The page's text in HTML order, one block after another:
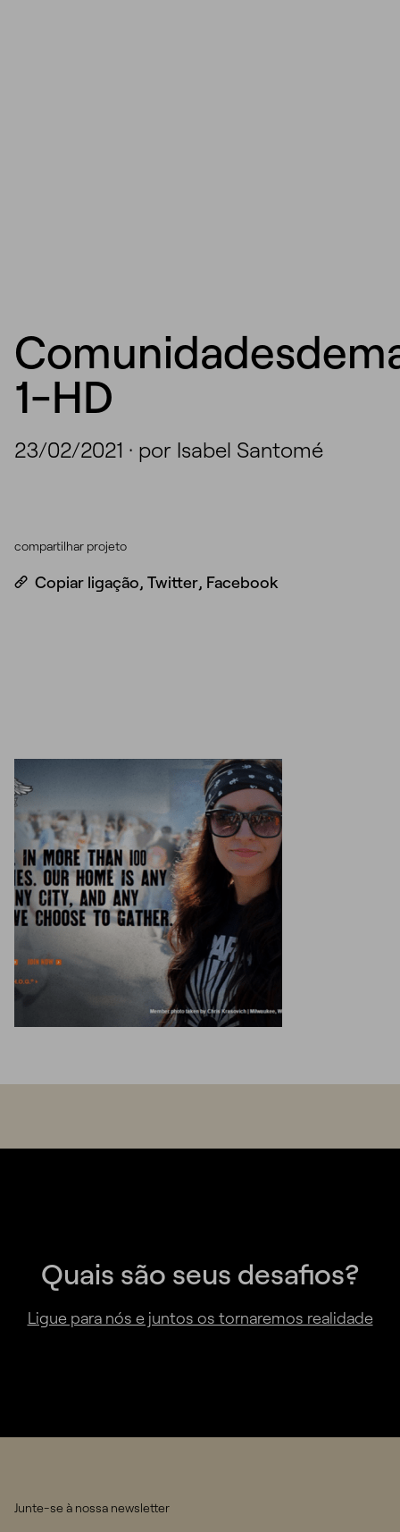
1-HD
23/02/2021 · por Isabel Santomé
compartilhar projeto
Copiar ligação, Twitter, Facebook
Quais são seus desafios?
Ligue para nós e juntos os tornaremos realidade
Junte-se à nossa newsletter